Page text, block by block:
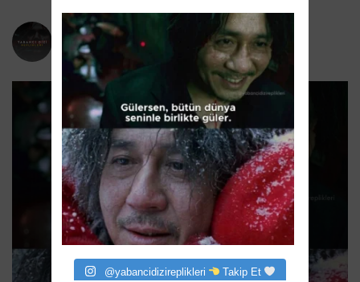
yabancidizireplikleri
Bizi instagram da takip eder misiniz?
@yabancidizireplikleri Takip Et